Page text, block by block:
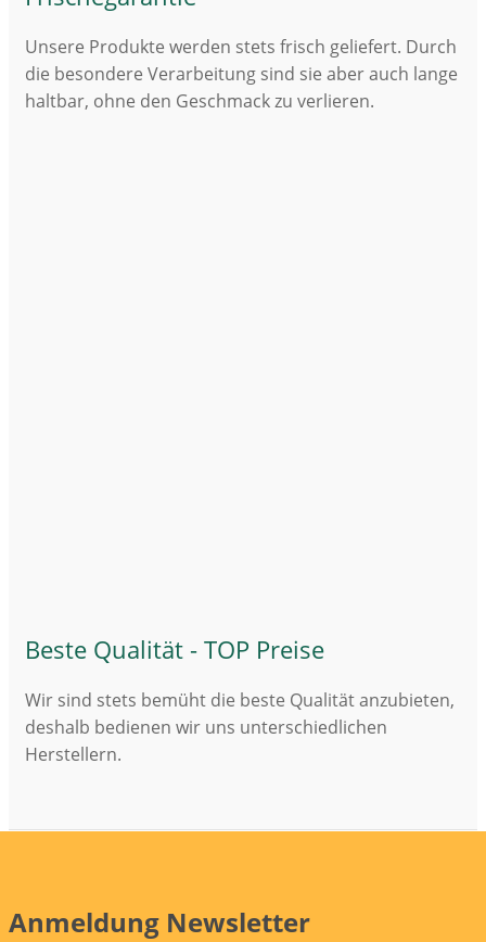
Unsere Produkte werden stets frisch geliefert. Durch
die besondere Verarbeitung sind sie aber auch lange
haltbar, ohne den Geschmack zu verlieren.
Beste Qualität - TOP Preise
Wir sind stets bemüht die beste Qualität anzubieten,
deshalb bedienen wir uns unterschiedlichen
Herstellern.
Anmeldung Newsletter